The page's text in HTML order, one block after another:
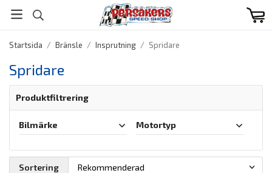
Startsida / Bränsle / Insprutning / Spridare
Spridare
Produktfiltrering
Bilmärke Motortyp
Sortering